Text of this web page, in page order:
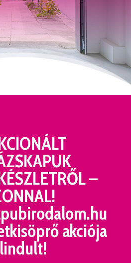
–
akciója